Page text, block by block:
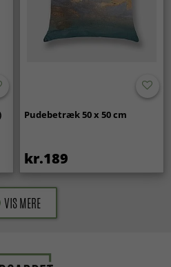
Pudebetræk 50 x 50 cm
kr.189
VIS MERE